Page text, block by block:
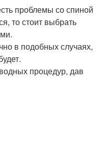
проблемы со спиной
то стоит выбрать
в подобных случаях,
процедур, дав